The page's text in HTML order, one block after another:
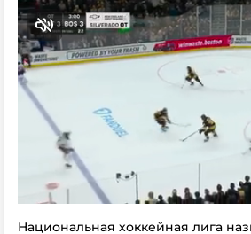
Национальная хоккейная лига